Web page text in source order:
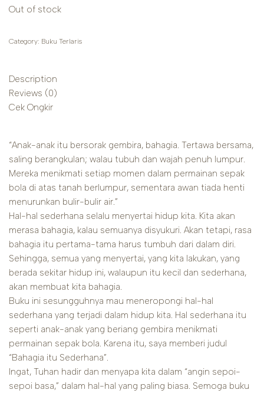
Out of stock
Category: Buku Terlaris
Description
Reviews (0)
Cek Ongkir
“Anak-anak itu bersorak gembira, bahagia. Tertawa bersama,
saling berangkulan; walau tubuh dan wajah penuh lumpur.
Mereka menikmati setiap momen dalam permainan sepak
bola di atas tanah berlumpur, sementara awan tiada henti
menurunkan bulir-bulir air.”
Hal-hal sederhana selalu menyertai hidup kita. Kita akan
merasa bahagia, kalau semuanya disyukuri. Akan tetapi, rasa
bahagia itu pertama-tama harus tumbuh dari dalam diri.
Sehingga, semua yang menyertai, yang kita lakukan, yang
berada sekitar hidup ini, walaupun itu kecil dan sederhana,
akan membuat kita bahagia.
Buku ini sesungguhnya mau meneropongi hal-hal
sederhana yang terjadi dalam hidup kita. Hal sederhana itu
seperti anak-anak yang beriang gembira menikmati
permainan sepak bola. Karena itu, saya memberi judul
“Bahagia itu Sederhana”.
Ingat, Tuhan hadir dan menyapa kita dalam “angin sepoi-
sepoi basa,” dalam hal-hal yang paling biasa. Semoga buku